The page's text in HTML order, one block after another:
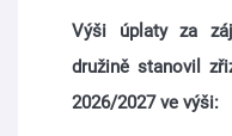
Výši úplaty za
družině stanovil
2026/2027 ve výši: